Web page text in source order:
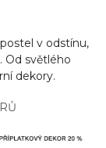
v odstínu,
Od světlého
dekory.